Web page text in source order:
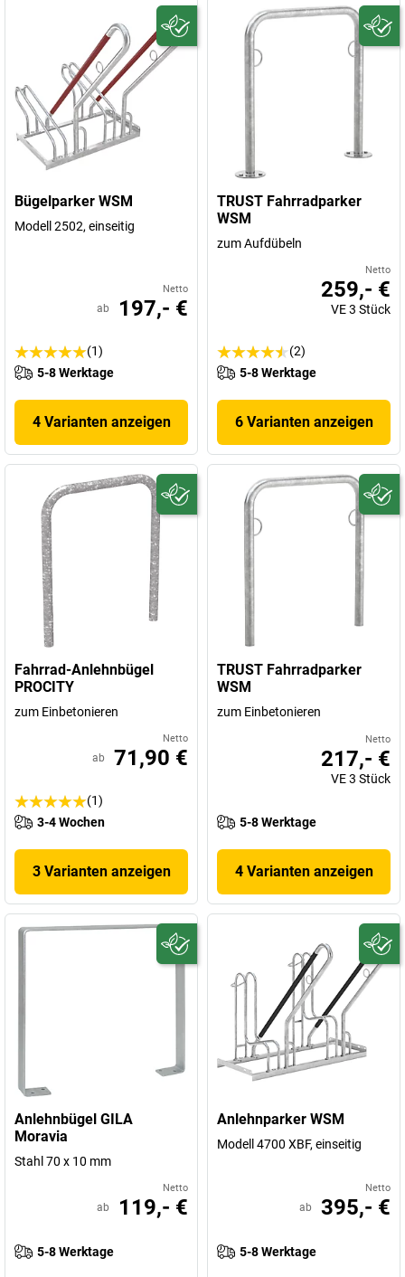
Bügelparker WSM
Modell 2502, einseitig
Netto
ab 197,- €
(1)
5-8 Werktage
4 Varianten anzeigen
TRUST Fahrradparker
WSM
zum Aufdübeln
Netto
259,- €
VE3 Stück
(2)
5-8 Werktage
6 Varianten anzeigen
Fahrrad-Anlehnbügel
PROCITY
zum Einbetonieren
Netto
ab 71,90 €
(1)
3-4 Wochen
3 Varianten anzeigen
TRUST Fahrradparker
WSM
zum Einbetonieren
Netto
217,- €
VE3 Stück
5-8 Werktage
4 Varianten anzeigen
Anlehnbügel GILA
Moravia
Stahl 70 x 10 mm
Netto
ab 119,- €
5-8 Werktage
Anlehnparker WSM
Modell 4700 XBF, einseitig
Netto
ab 395,- €
5-8 Werktage